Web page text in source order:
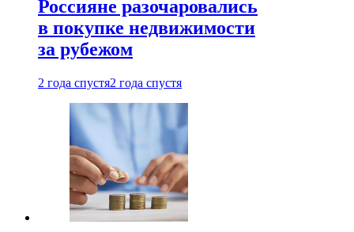
Россияне разочаровались
в покупке недвижимости
за рубежом
2 года спустя2 года спустя